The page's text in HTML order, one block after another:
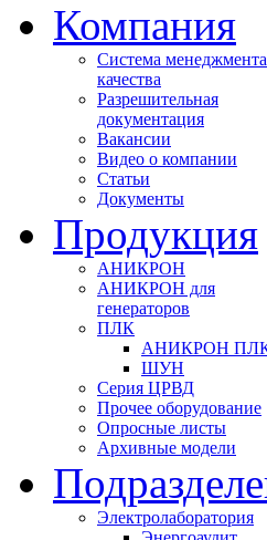
Компания
Система менеджмента
качества
Разрешительная
документация
Вакансии
Видео о компании
Статьи
Документы
Продукция
АНИКРОН
АНИКРОН для
генераторов
ПЛК
АНИКРОН
ШУН
Серия ЦРВД
Прочее оборудование
Опросные листы
Архивные модели
Электролаборатория